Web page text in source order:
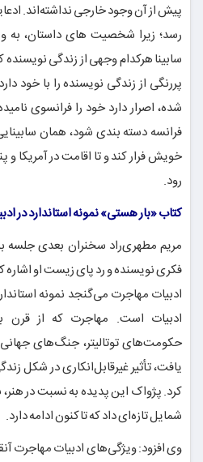
پیش از آن وجود خارجی نداشته‌اند.
رسد؛ زیرا شخصیت های داستان، به
سابینا هرکدام وجهی از زندگی
پررنگی از زندگی نویسنده را با خود
شده، اصرار دارد خود را فرانسوی
فرانسه دسته بندی شود، همان
خویش فرار کند و تا اقامت در آمریکا
رود.
کتاب «بار هستی» نمونه استاندارد در
مریم مطهری‌راد سخنران بعدی جلسه
فکری نویسنده و رد پای زیست او اشاره
ادبیات مهاجرت می‌گنجد نمونه
ادبیات است. مهاجرت که از قرن
حکومت‌های توتالیتر، جنگ‌های
یافت، تأثیر غیرقابل‌انکاری در شکل
کرد. پژواک این پدیده به نسبت در
شمایل تازه‌ای داد که تاکنون ادامه دارد.
وی افزود: ویژگی‌های ادبیات مهاجرت